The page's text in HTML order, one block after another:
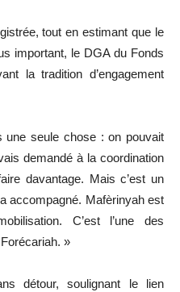
tout en estimant que le
important, le DGA du Fonds
la tradition d’engagement
seule chose : on pouvait
demandé à la coordination
davantage. Mais c’est un
accompagné. Mafèrinyah est
C’est l’une des
»
détour, soulignant le lien